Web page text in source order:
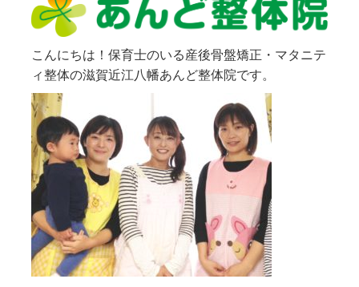
こんにちは！保育士のいる産後骨盤矯正・マタニテ
ィ整体の滋賀近江八幡あんど整体院です。